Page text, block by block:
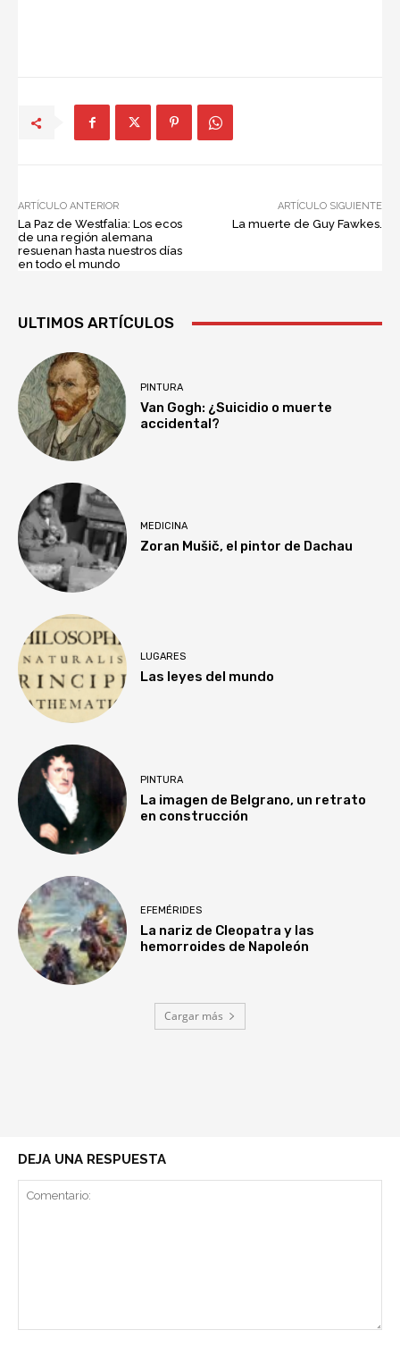
ARTÍCULO ANTERIOR
La Paz de Westfalia: Los ecos
de una región alemana
resuenan hasta nuestros días
en todo el mundo
ARTÍCULO SIGUIENTE
La muerte de Guy Fawkes.
ULTIMOS ARTÍCULOS
PINTURA
Van Gogh: ¿Suicidio o muerte
accidental?
MEDICINA
Zoran Mušič, el pintor de Dachau
LUGARES
Las leyes del mundo
PINTURA
La imagen de Belgrano, un retrato
en construcción
EFEMÉRIDES
La nariz de Cleopatra y las
hemorroides de Napoleón
Cargar más
DEJA UNA RESPUESTA